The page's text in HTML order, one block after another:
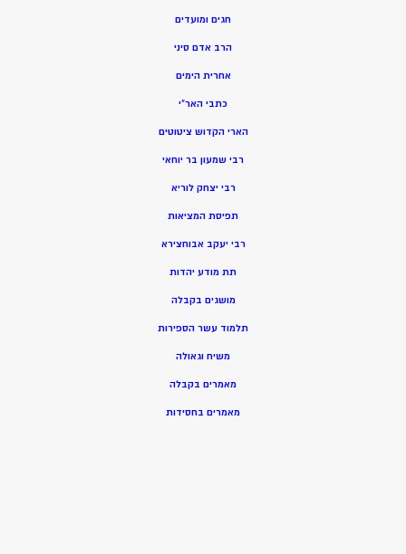
חגים ומועדים
הרב אדם סיני
אחרית הימים
כתבי האר”י
הארי הקדוש ציטוטים
רבי שמעון בר יוחאי
רבי יצחק לוריא
תפיסת המציאות
רבי יעקב אבוחצירא
תת מודע יהדות
מושגים בקבלה
תלמוד עשר הספירות
משיח וגאולה
מאמרים בקבלה
מאמרים בחסידות